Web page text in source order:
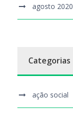
agosto 2020
Categorias
ação social